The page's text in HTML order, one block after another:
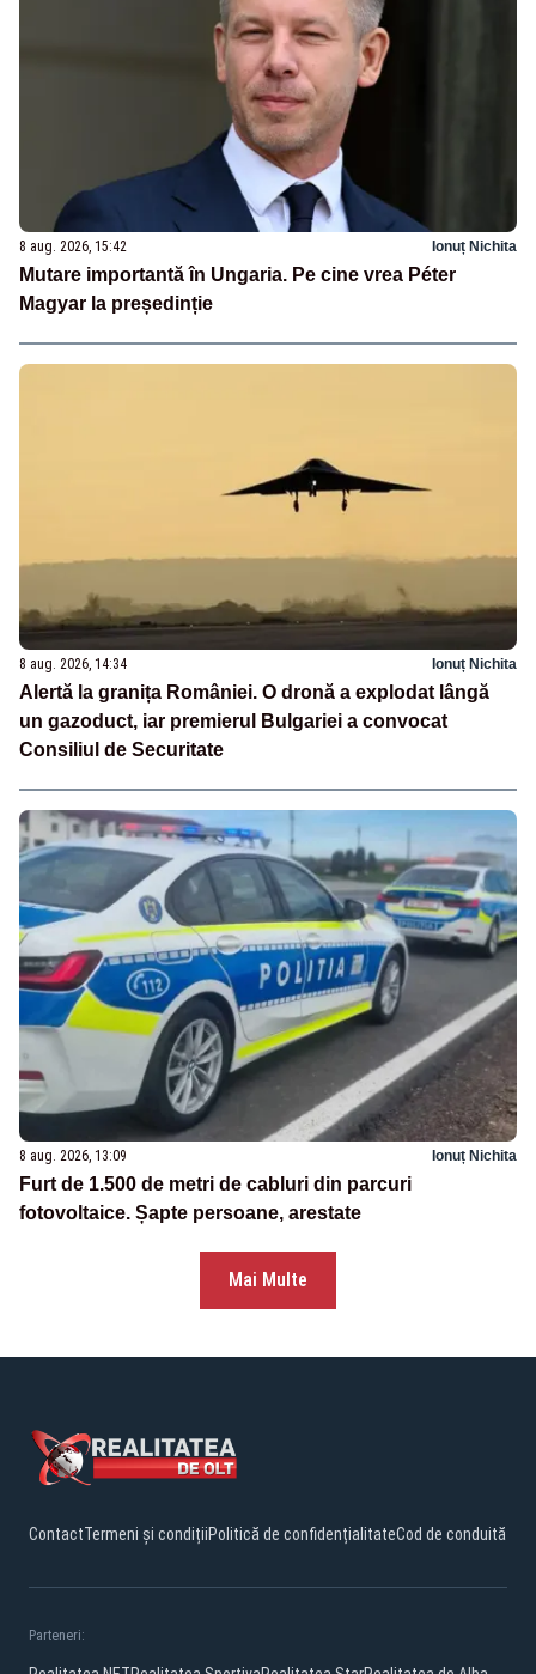
8 aug. 2026, 15:42 Ionuț Nichita
Mutare importantă în Ungaria. Pe cine vrea Péter
Magyar la președinție
8 aug. 2026, 14:34 Ionuț Nichita
Alertă la granița României. O dronă a explodat lângă
un gazoduct, iar premierul Bulgariei a convocat
Consiliul de Securitate
8 aug. 2026, 13:09 Ionuț Nichita
Furt de 1.500 de metri de cabluri din parcuri
fotovoltaice. Șapte persoane, arestate
Mai Multe
ContactTermeni și condițiiPolitică de confidențialitateCod de conduită
Parteneri: